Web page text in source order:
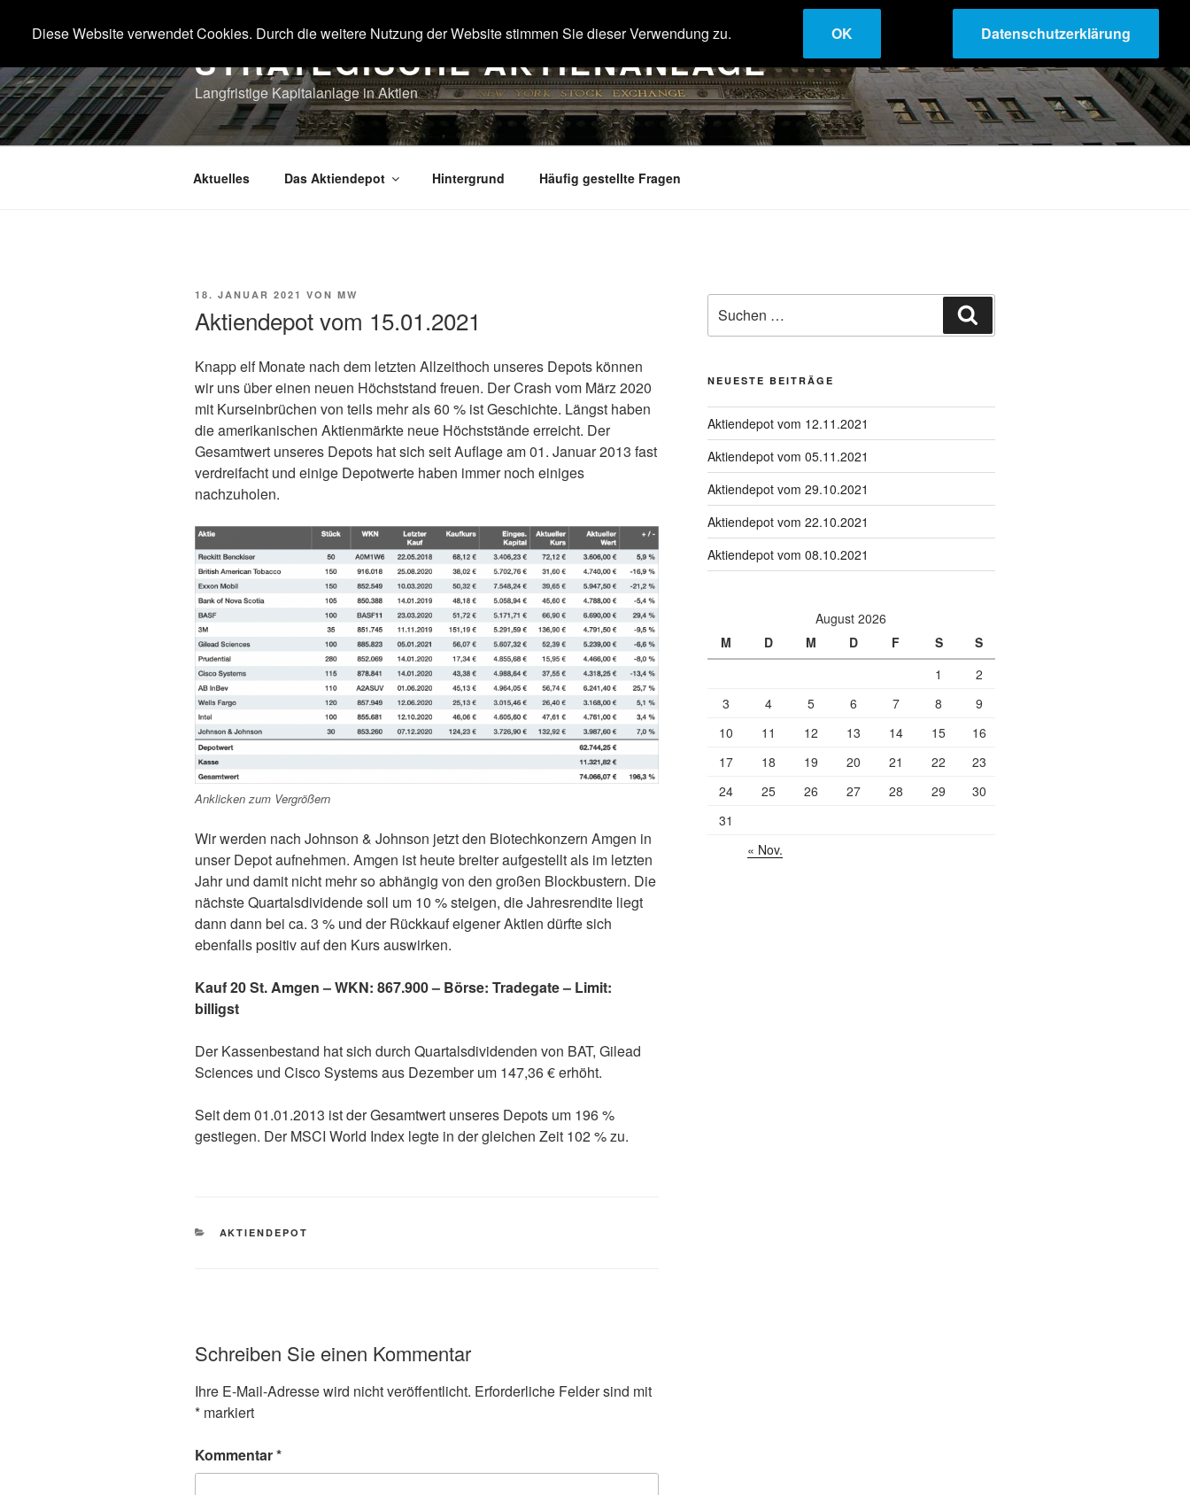
Inhalt
STRATEGISCHE AKTIENANLAGE
Langfristige Kapitalanlage in Aktien
Aktuelles Das Aktiendepot Hintergrund Häufig gestellte Fragen
VERÖFFENTLICHT
18. JANUAR 2021 VON MW
Aktiendepot vom 15.01.2021
Knapp elf Monate nach dem letzten Allzeithoch unseres Depots können
wir uns über einen neuen Höchststand freuen. Der Crash vom März 2020
mit Kurseinbrüchen von teils mehr als 60 % ist Geschichte. Längst haben
die amerikanischen Aktienmärkte neue Höchststände erreicht. Der
Gesamtwert unseres Depots hat sich seit Auflage am 01. Januar 2013 fast
verdreifacht und einige Depotwerte haben immer noch einiges
nachzuholen.
Anklicken zum Vergrößern
Wir werden nach Johnson & Johnson jetzt den Biotechkonzern Amgen in
unser Depot aufnehmen. Amgen ist heute breiter aufgestellt als im letzten
Jahr und damit nicht mehr so abhängig von den großen Blockbustern. Die
nächste Quartalsdividende soll um 10 % steigen, die Jahresrendite liegt
dann dann bei ca. 3 % und der Rückkauf eigener Aktien dürfte sich
ebenfalls positiv auf den Kurs auswirken.
Kauf 20 St. Amgen – WKN: 867.900 – Börse: Tradegate – Limit:
billigst
Der Kassenbestand hat sich durch Quartalsdividenden von BAT, Gilead
Sciences und Cisco Systems aus Dezember um 147,36 € erhöht.
Seit dem 01.01.2013 ist der Gesamtwert unseres Depots um 196 %
gestiegen. Der MSCI World Index legte in der gleichen Zeit 102 % zu.
KATEGORIEN
AKTIENDEPOT
Schreiben Sie einen Kommentar
Ihre E-Mail-Adresse wird nicht veröffentlicht. Erforderliche Felder sind mit
* markiert
Kommentar*
nach:
NEUESTE BEITRÄGE
Aktiendepot vom 12.11.2021
Aktiendepot vom 05.11.2021
Aktiendepot vom 29.10.2021
Aktiendepot vom 22.10.2021
Aktiendepot vom 08.10.2021
August 2026
M
D M D F S
S
1
2
3
4 5 6 7 8
9
10
11 12 13 14 15
16
17
18 19 20 21 22
23
24
25 26 27 28 29
30
31
« Nov.
Diese Website verwendet Cookies. Durch die weitere Nutzung der Website stimmen Sie dieser Verwendung zu. OK Datenschutzerklärung